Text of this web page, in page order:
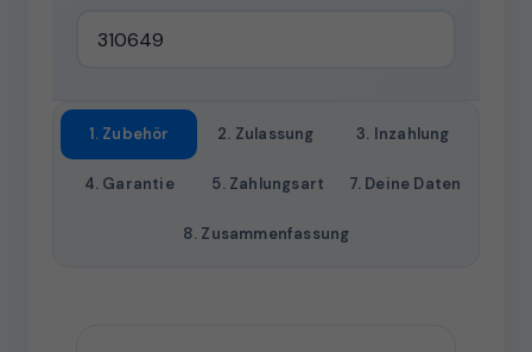
1. Zubehör 2. Zulassung 3. Inzahlung
4. Garantie 5. Zahlungsart 7. Deine Daten
8. Zusammenfassung